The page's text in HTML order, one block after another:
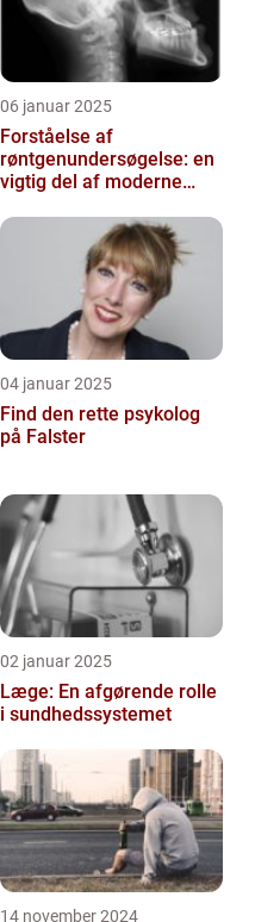
06 januar 2025
Forståelse af
røntgenundersøgelse: en
vigtig del af moderne
04 januar 2025
Find den rette psykolog
på Falster
02 januar 2025
Læge: En afgørende rolle
i sundhedssystemet
14 november 2024